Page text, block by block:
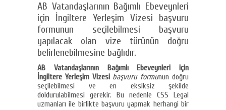
AB Vatandaşlarının Bağımlı Ebeveynleri
için İngiltere Yerleşim Vizesi başvuru
formunun seçilebilmesi başvuru
yapılacak olan vize türünün doğru
belirlenebilmesine bağlıdır.
AB Vatandaşlarının Bağımlı Ebeveynleri için
İngiltere Yerleşim Vizesi başvuru formunun doğru
seçilebilmesi ve en eksiksiz şekilde
doldurulabilmesi gerekir. Bu nedenle CSS Legal
uzmanları ile birlikte başvuru yapmak herhangi bir